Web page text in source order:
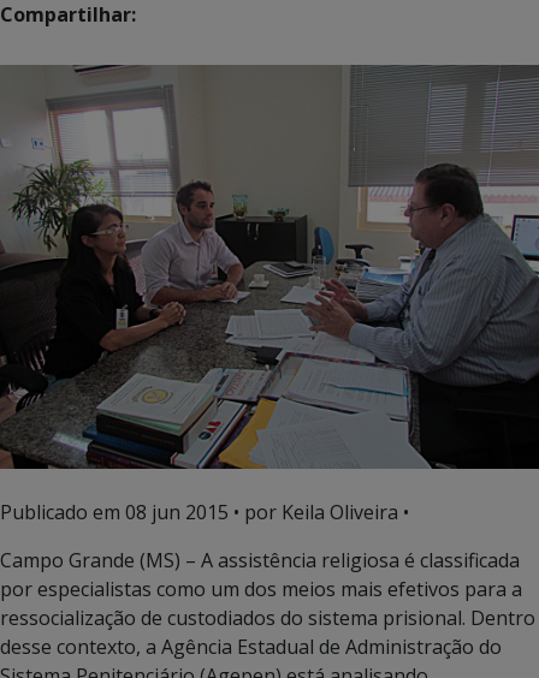
Compartilhar:
Publicado em 08 jun 2015 • por Keila Oliveira •
Campo Grande (MS) – A assistência religiosa é classificada
por especialistas como um dos meios mais efetivos para a
ressocialização de custodiados do sistema prisional. Dentro
desse contexto, a Agência Estadual de Administração do